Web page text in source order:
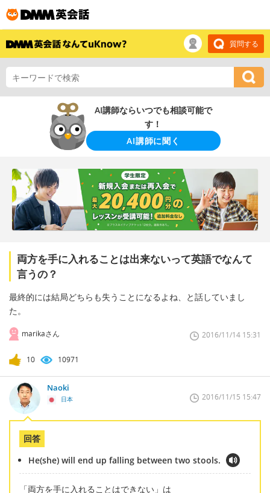
質問する
AI講師ならいつでも相談可能で
す！
AI講師に聞く
両方を手に入れることは出来ないって英語でなんて
言うの？
最終的には結局どちらも失うことになるよね、と話していまし
た。
marikaさん 2016/11/14 15:31
10 10971
Naoki
日本 2016/11/15 15:47
回答
He(she) will end up falling between two stools.
「両方を手に入れることはできない」は